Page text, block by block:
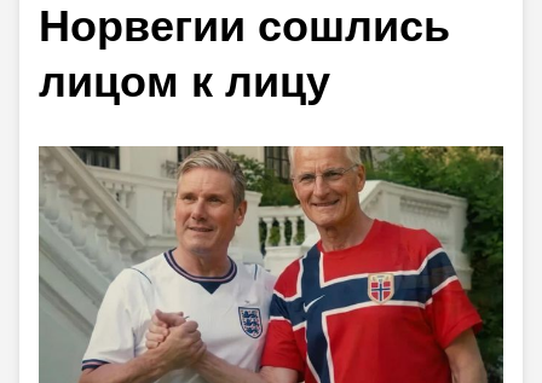
Норвегии сошлись
лицом к лицу